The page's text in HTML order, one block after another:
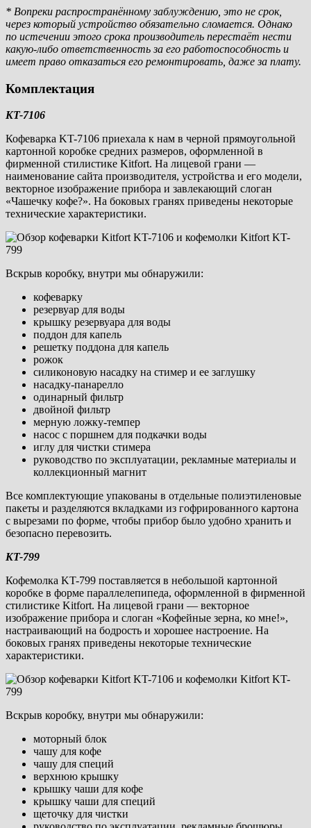
* Вопреки распространённому заблуждению, это не срок,
через который устройство обязательно сломается. Однако
по истечении этого срока производитель перестаёт нести
какую-либо ответственность за его работоспособность и
имеет право отказаться его ремонтировать, даже за плату.
Комплектация
KT-7106
Кофеварка KT-7106 приехала к нам в черной прямоугольной
картонной коробке средних размеров, оформленной в
фирменной стилистике Kitfort. На лицевой грани —
наименование сайта производителя, устройства и его модели,
векторное изображение прибора и завлекающий слоган
«Чашечку кофе?». На боковых гранях приведены некоторые
технические характеристики.
Вскрыв коробку, внутри мы обнаружили:
кофеварку
резервуар для воды
крышку резервуара для воды
поддон для капель
решетку поддона для капель
рожок
силиконовую насадку на стимер и ее заглушку
насадку-панарелло
одинарный фильтр
двойной фильтр
мерную ложку-темпер
насос с поршнем для подкачки воды
иглу для чистки стимера
руководство по эксплуатации, рекламные материалы и
коллекционный магнит
Все комплектующие упакованы в отдельные полиэтиленовые
пакеты и разделяются вкладками из гофрированного картона
с вырезами по форме, чтобы прибор было удобно хранить и
безопасно перевозить.
KT-799
Кофемолка KT-799 поставляется в небольшой картонной
коробке в форме параллелепипеда, оформленной в фирменной
стилистике Kitfort. На лицевой грани — векторное
изображение прибора и слоган «Кофейные зерна, ко мне!»,
настраивающий на бодрость и хорошее настроение. На
боковых гранях приведены некоторые технические
характеристики.
Вскрыв коробку, внутри мы обнаружили:
моторный блок
чашу для кофе
чашу для специй
верхнюю крышку
крышку чаши для кофе
крышку чаши для специй
щеточку для чистки